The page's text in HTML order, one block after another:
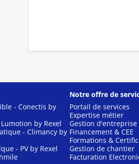
- Conectis by
by Rexel
- Climancy by
- PV by Rexel
Notre offre de
Portail de services
Expertise métier
Gestion d'entreprise
Financement & CEE
Formations &
Gestion de chantier
Facturation